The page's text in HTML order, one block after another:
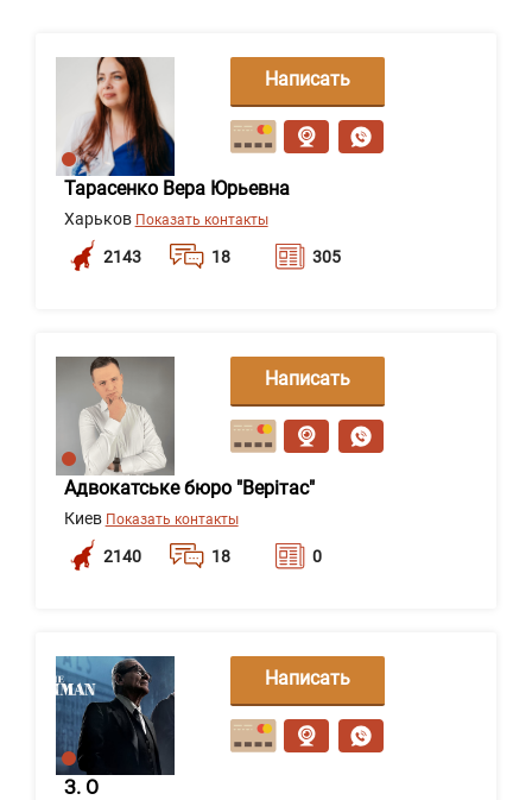
Тарасенко Вера Юрьевна
Харьков Показать контакты
2143 18 305
Написать
сообщение
Адвокатське бюро "Верітас"
Киев Показать контакты
2140 18 0
Написать
сообщение
З. О
Написать
сообщение